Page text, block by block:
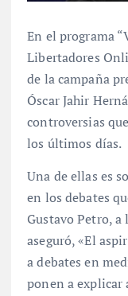
En el programa
Libertadores
de la campaña
Óscar Jahir
controversias
los últimos días.
Una de ellas es
en los debates
Gustavo Petro,
aseguró, «El
a debates en
ponen a explicar